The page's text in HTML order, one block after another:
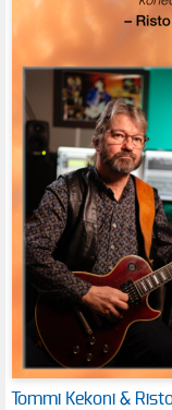
Tommi Kekoni &